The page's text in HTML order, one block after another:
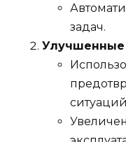
задач.
Улучшенные